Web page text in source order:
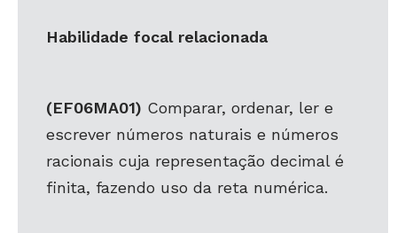
Habilidade focal relacionada
(EF06MA01) Comparar, ordenar, ler e
escrever números naturais e números
racionais cuja representação decimal é
finita, fazendo uso da reta numérica.